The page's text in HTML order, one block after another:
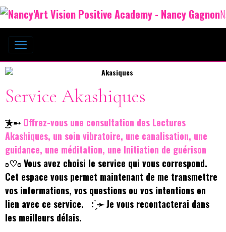
Service Akashiques
͜͡★➸ Offrez-vous une consultation des Lectures
Akashiques, un soin vibratoire, une canalisation, une
guidance, une méditation, une Initiation de guérison
ʚ♡ɞVous avez choisi le service qui vous correspond.
Cet espace vous permet maintenant de me transmettre
vos informations, vos questions ou vos intentions en
lien avec ce service. : ̗̀➛ Je vous recontacterai dans
les meilleurs délais.